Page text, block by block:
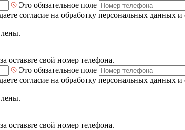
Это обязательное поле
согласие на обработку персональных данных и
оставьте свой номер телефона.
Это обязательное поле
согласие на обработку персональных данных и
оставьте свой номер телефона.